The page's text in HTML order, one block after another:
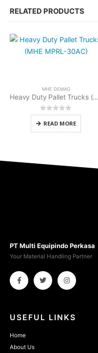
RELATED PRODUCTS
MHE DEMAG
Heavy Duty Pallet Trucks (MHE MPRL-30AC)
0out of 5
READ MORE
PT Multi Equipindo Perkasa
Your Material Handling Partner
USEFUL LINKS
Home
About Us